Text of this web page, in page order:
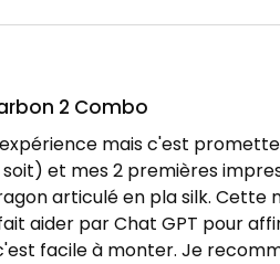
2 Combo
mais c'est
et mes 2 premières
articulé en pla silk.
aider par Chat GPT pour
facile à monter. Je